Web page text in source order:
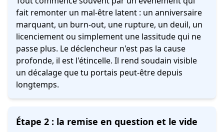
fait remonter un mal-être latent : un anniversaire
marquant, un burn-out, une rupture, un deuil, un
licenciement ou simplement une lassitude qui ne
passe plus. Le déclencheur n'est pas la cause
profonde, il est l'étincelle. Il rend soudain visible
un décalage que tu portais peut-être depuis
longtemps.
Étape 2 : la remise en question et le vide